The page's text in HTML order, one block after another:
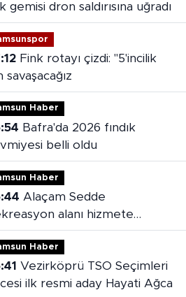
gemisi dron saldırısına uğradı
Fink rotayı çizdi: "5'incilik
savaşacağız
Haber
belli oldu
Haber
alanı hizmete
Haber
ilk resmi aday Hayati Ağca